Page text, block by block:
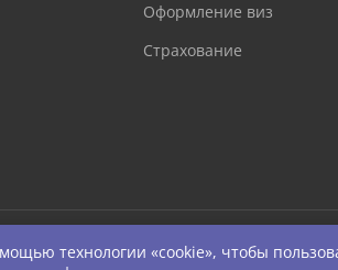
Оформление виз
Страхование
технологии «cookie», чтобы